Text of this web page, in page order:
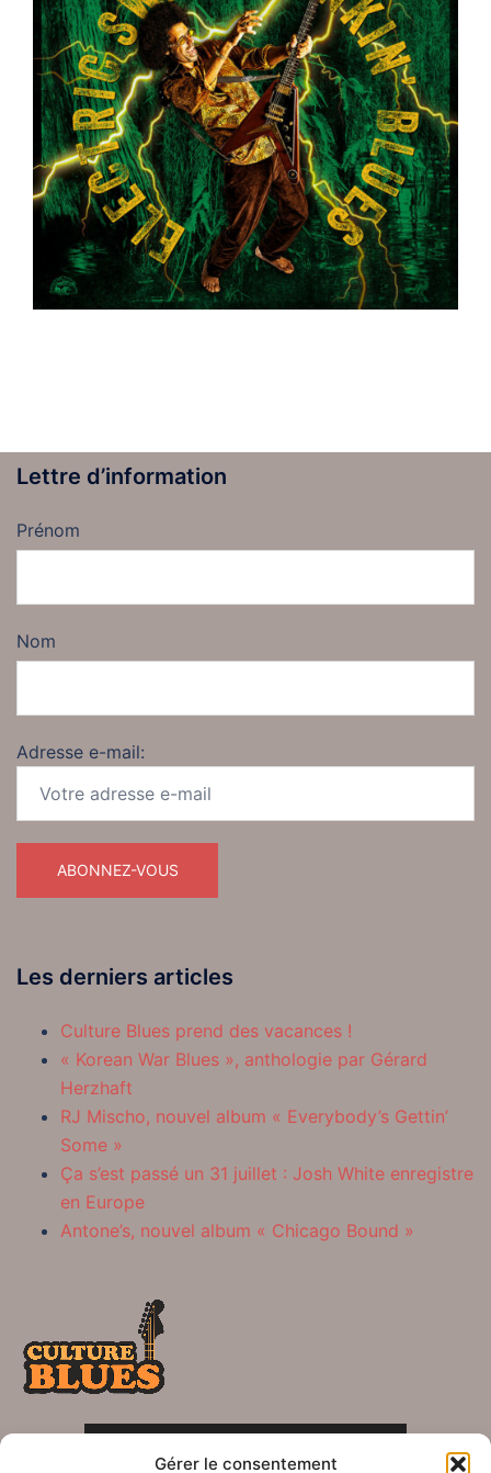
Gérer le consentement
Lettre d’information
Prénom
Nom
Adresse e-mail:
Les derniers articles
Culture Blues prend des vacances !
« Korean War Blues », anthologie par Gérard
Herzhaft
RJ Mischo, nouvel album « Everybody’s Gettin’
Some »
Ça s’est passé un 31 juillet : Josh White enregistre
en Europe
Antone’s, nouvel album « Chicago Bound »